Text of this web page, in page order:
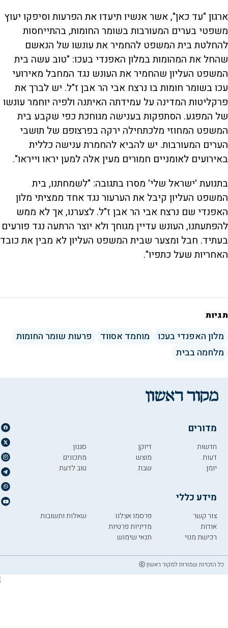
ארגון "עד כאן", אשר אנשיו תיעדו את הפרעות וסיפקו יעוץ
משפטי בערים המעורבות בשומר החומות, בהתייחסות
להחלטת בית המשפט להחמיר את עונשו של הנאשם
שהחל את המהומות במלון האפנדי בעכו: "טוב עשה בית
המשפט העליון שהחמיר את העונש נגד המחבל מאירועי
עכו בשומר חומות בו נרצח אבי הר אבן ז"ל. יש לברך את
פרקליטות המדינה על עמידתה האיתנה ולפיה יוחמר עונשו
של המפגע. הסתפקות בענישה מגוחכת כפי שקבע בית
המשפט המחוזי מלכתחילה ירקה בפרצופם של תושבי
הערים המעורבות. יש להביא להחמרת ענישה כללית
באירועים לאומניים חמורים מעין אלה למען יראו וייראו".
בתנועת 'ישראל שלי' מסרו בתגובה: "לשמחתנו, בית
המשפט העליון קיבל את הערעור נגד אחד ממציתי מלון
האפנדי שם נרצח אבי הר אבן ז"ל. לצערנו, אך לא ממש
להפתעתנו, העונש עדיין מגוחך ולא יוצר הרתעה נגד פורעים
בעתיד. חבל ומצער שבית המשפט העליון לא מבין את כובד
האחריות שעל כתפיו".
תגיות
מלון האפנדי בעכו מוחמד אסווד
פרעות שומר החומות
מלחמה בבית
מדורים
חדשות
דעות
יומן
דיוקן
מוצש
שבת
סגנון
מתכונים
טוב לדעת
מידע כללי
צור קשר
אודות
רכישת מנוי
פרסמו אצלנו
מדיניות פרטיות
תנאי שימוש
שאלות ותשובות
כל הזכויות שמורות למקור ראשון ⓒ